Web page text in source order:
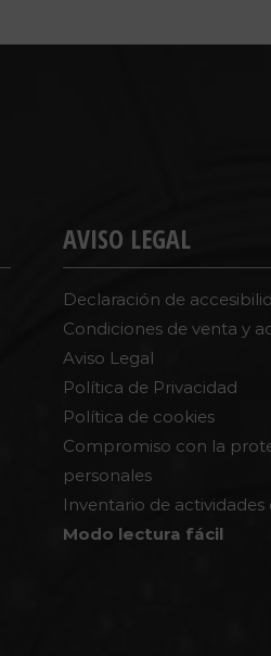
AVISO LEGAL
Declaración de
Condiciones de venta y
Aviso Legal
Política de Privacidad
Política de cookies
Compromiso con la
personales
Inventario de
Modo lectura fácil